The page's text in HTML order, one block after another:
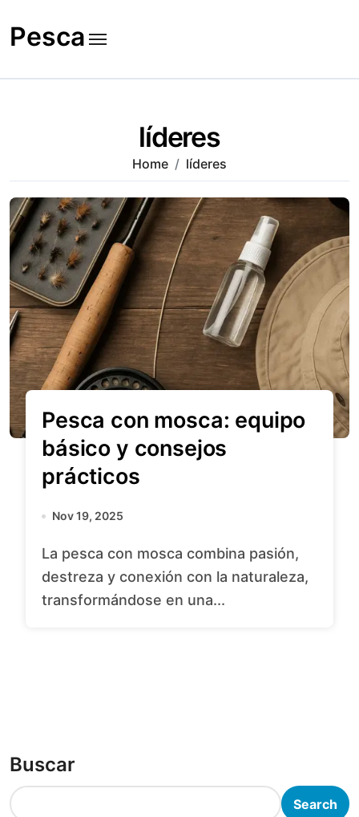
to
content
Pesca
líderes
Home líderes
Pesca con mosca: equipo
básico y consejos
prácticos
Nov 19, 2025
La pesca con mosca combina pasión,
destreza y conexión con la naturaleza,
transformándose en una...
Buscar
Search